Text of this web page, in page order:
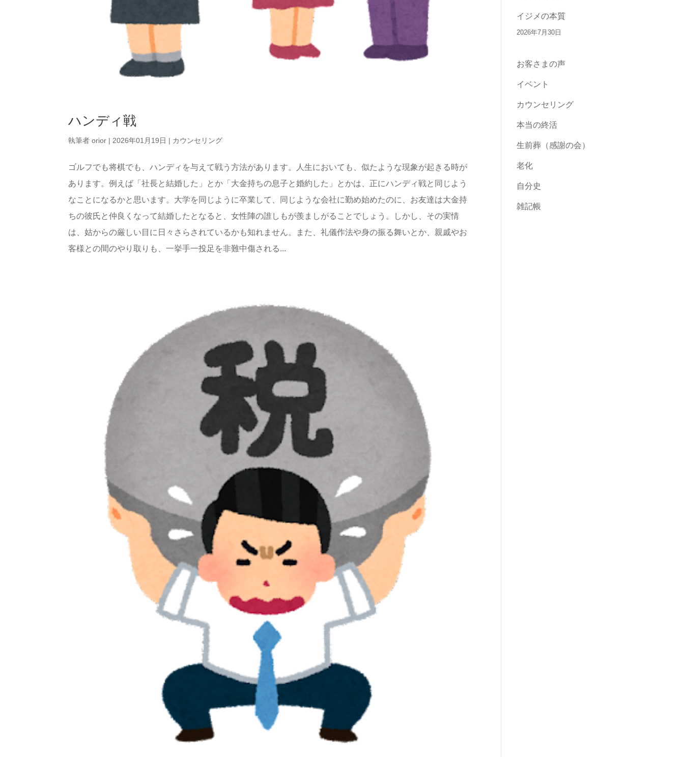
ハンディ戦
執筆者orior | 2026年01月19日 | カウンセリング
ゴルフでも将棋でも、ハンディを与えて戦う方法があります。人生においても、似たような現象が起きる時が
あります。例えば「社長と結婚した」とか「大金持ちの息子と婚約した」とかは、正にハンディ戦と同じよう
なことになるかと思います。大学を同じように卒業して、同じような会社に勤め始めたのに、お友達は大金持
ちの彼氏と仲良くなって結婚したとなると、女性陣の誰しもが羨ましがることでしょう。しかし、その実情
は、姑からの厳しい目に日々さらされているかも知れません。また、礼儀作法や身の振る舞いとか、親戚やお
客様との間のやり取りも、一挙手一投足を非難中傷される...
イジメの本質
2026年7月30日
お客さまの声
イベント
カウンセリング
本当の終活
生前葬（感謝の会）
老化
自分史
雑記帳